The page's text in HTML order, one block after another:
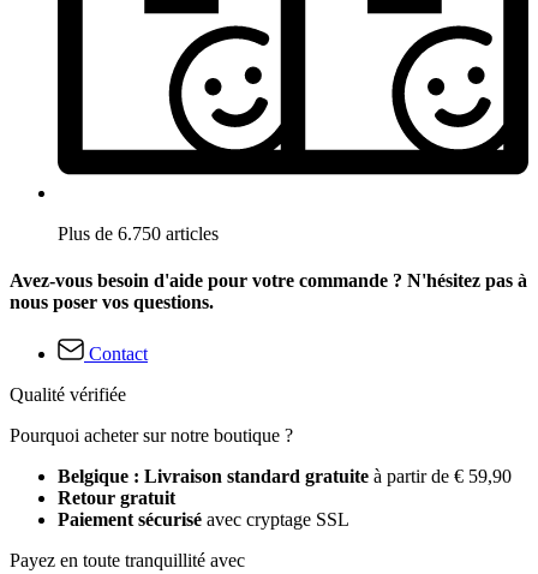
Plus de 6.750 articles
Avez-vous besoin d'aide pour votre commande ? N'hésitez pas à
nous poser vos questions.
Contact
Qualité vérifiée
Pourquoi acheter sur notre boutique ?
Belgique : Livraison standard gratuite à partir de € 59,90
Retour gratuit
Paiement sécurisé avec cryptage SSL
Payez en toute tranquillité avec